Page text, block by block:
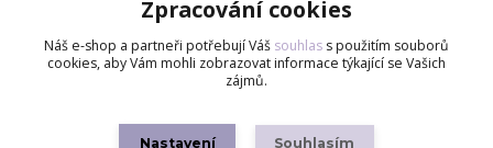
Zpracování cookies
Náš e-shop a partneři potřebují Váš souhlas s použitím souborů
cookies, aby Vám mohli zobrazovat informace týkající se Vašich
zájmů.
Nastavení Souhlasím